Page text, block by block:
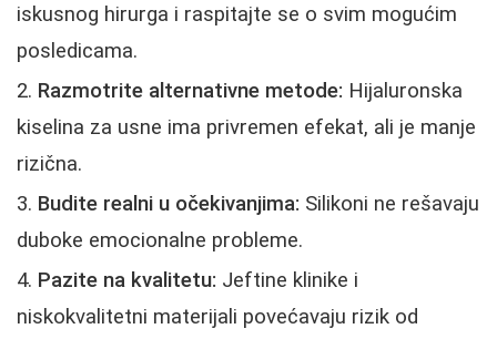
iskusnog hirurga i raspitajte se o svim mogućim
posledicama.
Razmotrite alternativne metode: Hijaluronska
kiselina za usne ima privremen efekat, ali je manje
rizična.
Budite realni u očekivanjima: Silikoni ne rešavaju
duboke emocionalne probleme.
Pazite na kvalitetu: Jeftine klinike i
niskokvalitetni materijali povećavaju rizik od